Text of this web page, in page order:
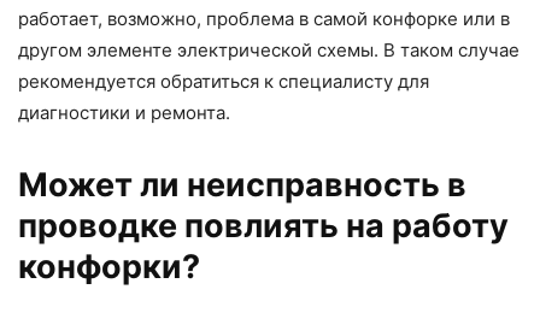
работает, возможно, проблема в самой конфорке или в
другом элементе электрической схемы. В таком случае
рекомендуется обратиться к специалисту для
диагностики и ремонта.
Может ли неисправность в
проводке повлиять на работу
конфорки?